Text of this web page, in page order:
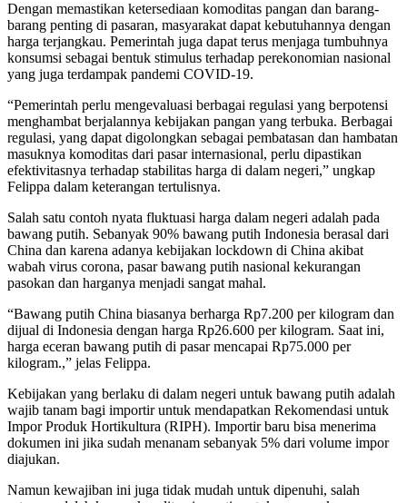
Dengan memastikan ketersediaan komoditas pangan dan barang-
barang penting di pasaran, masyarakat dapat kebutuhannya dengan
harga terjangkau. Pemerintah juga dapat terus menjaga tumbuhnya
konsumsi sebagai bentuk stimulus terhadap perekonomian nasional
yang juga terdampak pandemi COVID-19.
“Pemerintah perlu mengevaluasi berbagai regulasi yang berpotensi
menghambat berjalannya kebijakan pangan yang terbuka. Berbagai
regulasi, yang dapat digolongkan sebagai pembatasan dan hambatan
masuknya komoditas dari pasar internasional, perlu dipastikan
efektivitasnya terhadap stabilitas harga di dalam negeri,” ungkap
Felippa dalam keterangan tertulisnya.
Salah satu contoh nyata fluktuasi harga dalam negeri adalah pada
bawang putih. Sebanyak 90% bawang putih Indonesia berasal dari
China dan karena adanya kebijakan lockdown di China akibat
wabah virus corona, pasar bawang putih nasional kekurangan
pasokan dan harganya menjadi sangat mahal.
“Bawang putih China biasanya berharga Rp7.200 per kilogram dan
dijual di Indonesia dengan harga Rp26.600 per kilogram. Saat ini,
harga eceran bawang putih di pasar mencapai Rp75.000 per
kilogram.,” jelas Felippa.
Kebijakan yang berlaku di dalam negeri untuk bawang putih adalah
wajib tanam bagi importir untuk mendapatkan Rekomendasi untuk
Impor Produk Hortikultura (RIPH). Importir baru bisa menerima
dokumen ini jika sudah menanam sebanyak 5% dari volume impor
diajukan.
Namun kewajiban ini juga tidak mudah untuk dipenuhi, salah